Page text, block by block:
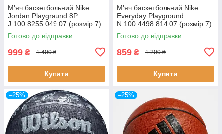
М'яч баскетбольний Nike
Jordan Playgraund 8P
J.100.8255.049.07 (розмір 7)
Готово до відправки
999 ₴ 1 400 ₴
Купити
М'яч баскетбольний Nike
Everyday Playground
N.100.4498.814.07 (розмір 7)
Готово до відправки
859 ₴ 1 200 ₴
Купити
–25% –25%